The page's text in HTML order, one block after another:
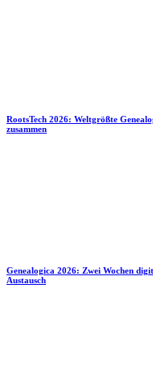
RootsTech 2026: Weltgrößte
zusammen
Genealogica 2026: Zwei Wochen
Austausch